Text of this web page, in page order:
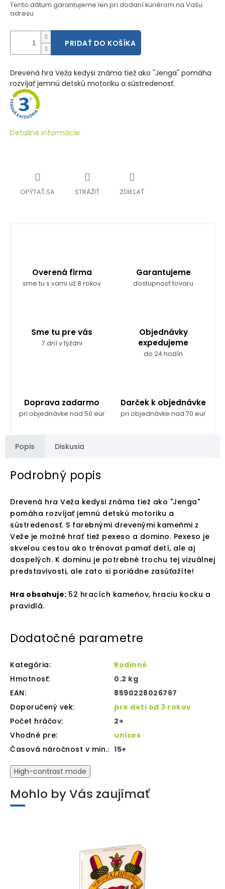
Tento dátum garantujeme len pri dodaní kuriérom na Vašu
adresu.
PRIDAŤ DO KOŠÍKA
Drevená hra Veža kedysi známa tiež ako "Jenga" pomáha
rozvíjať jemnú detskú motoriku a sústredenosť.
Detailné informácie
OPÝTAŤ SA STRÁŽIŤ ZDIEĽAŤ
Overená firma
sme tu s vami už 8 rokov
Garantujeme
dostupnosť tovaru
Sme tu pre vás
7 dní v týždni
Objednávky
expedujeme
do 24 hodín
Doprava zadarmo
pri objednávke nad 50 eur
Darček k objednávke
pri objednávke nad 70 eur
Popis Diskusia
Podrobný popis
Drevená hra Veža kedysi známa tiež ako "Jenga"
pomáha rozvíjať jemnú detskú motoriku a
sústredenosť. S farebnými drevenými kameňmi z
Veže je možné hrať tiež pexeso a domino. Pexeso je
skvelou cestou ako trénovat pamať detí, ale aj
dospelých. K dominu je potrebné trochu tej vizuálnej
predstavivosti, ale zato si poriádne zasúťažíte!
Hra obsahuje: 52 hracích kameňov, hraciu kocku a
pravidlá.
Dodatočné parametre
Kategória:
Rodinné
Hmotnosť:
0.2 kg
EAN:
8590228026767
Doporučený vek:
pre deti od 3 rokov
Počet hráčov:
2+
Vhodné pre:
unisex
Časová náročnost v min.: 15+
High-contrast mode
Mohlo by Vás zaujímať